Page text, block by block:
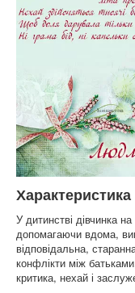
У дитинстві дівчинка
допомагаючи вдома,
відповідальна,
конфлікти між
критика, нехай і